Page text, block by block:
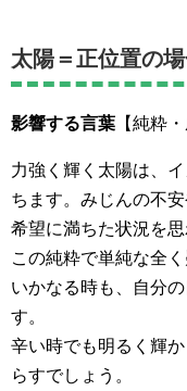
太陽＝正位置の
影響する言葉 【純粋
力強く輝く太陽は、
ちます。みじんの不
希望に満ちた状況を思
この純粋で単純な全
いかなる時も、自分
す。
辛い時でも明るく輝
らすでしょう。